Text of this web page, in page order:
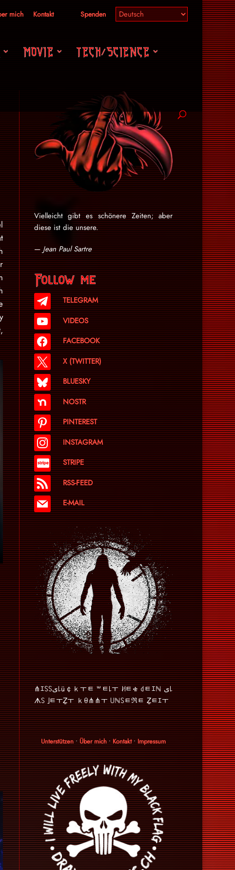
mich Kontakt Spenden
MOVIE TECH/SCIENCE
Vielleicht gibt es schönere Zeiten; aber
diese ist die unsere.
—Jean Paul Sartre
Follow me
TELEGRAM
VIDEOS
FACEBOOK
X (TWITTER)
BLUESKY
NOSTR
PINTEREST
INSTAGRAM
STRIPE
RSS-FEED
E-MAIL
⋔ｴ꒚꒚ﻯ꒒ü￠ｋￓﾼ ꒳ﾼ꒒ￓ ꎧﾼቄ ꒯ﾼｴℕ ﻯ꒒
ᗑ꒚ ｣ﾼￓẔￓ ｋꑙ⋔⋔ￓ ꒤ℕ꒚ﾼℜﾼ Ẕﾼｴￓ
Unterstützen•Über mich•Kontakt•Impressum